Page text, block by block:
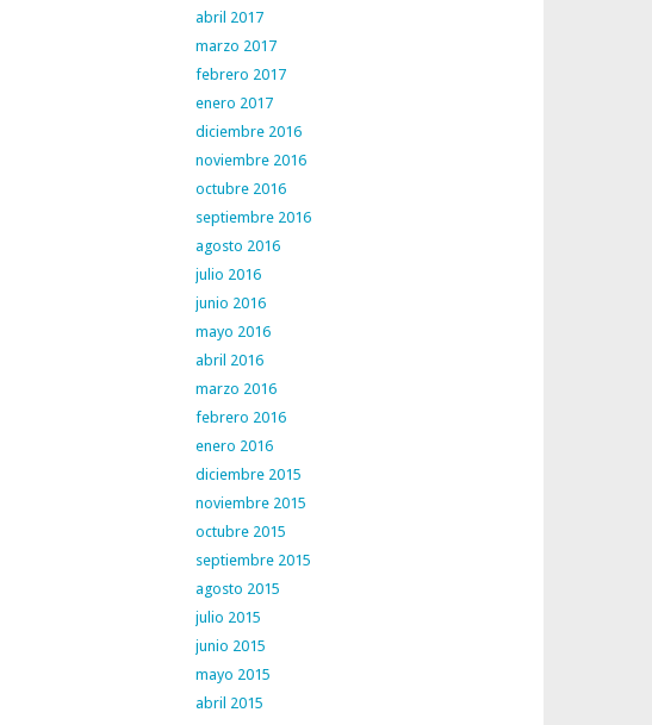
abril 2017
marzo 2017
febrero 2017
enero 2017
diciembre 2016
noviembre 2016
octubre 2016
septiembre 2016
agosto 2016
julio 2016
junio 2016
mayo 2016
abril 2016
marzo 2016
febrero 2016
enero 2016
diciembre 2015
noviembre 2015
octubre 2015
septiembre 2015
agosto 2015
julio 2015
junio 2015
mayo 2015
abril 2015